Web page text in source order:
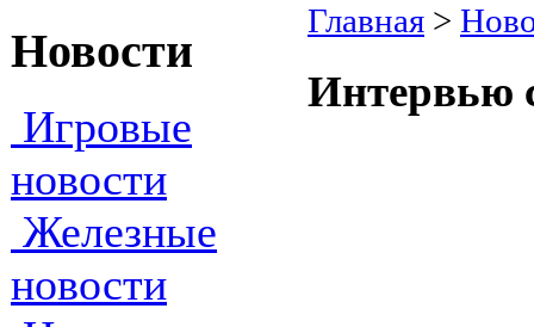
Новости
Игровые
новости
Железные
новости
Главная >
Интервью